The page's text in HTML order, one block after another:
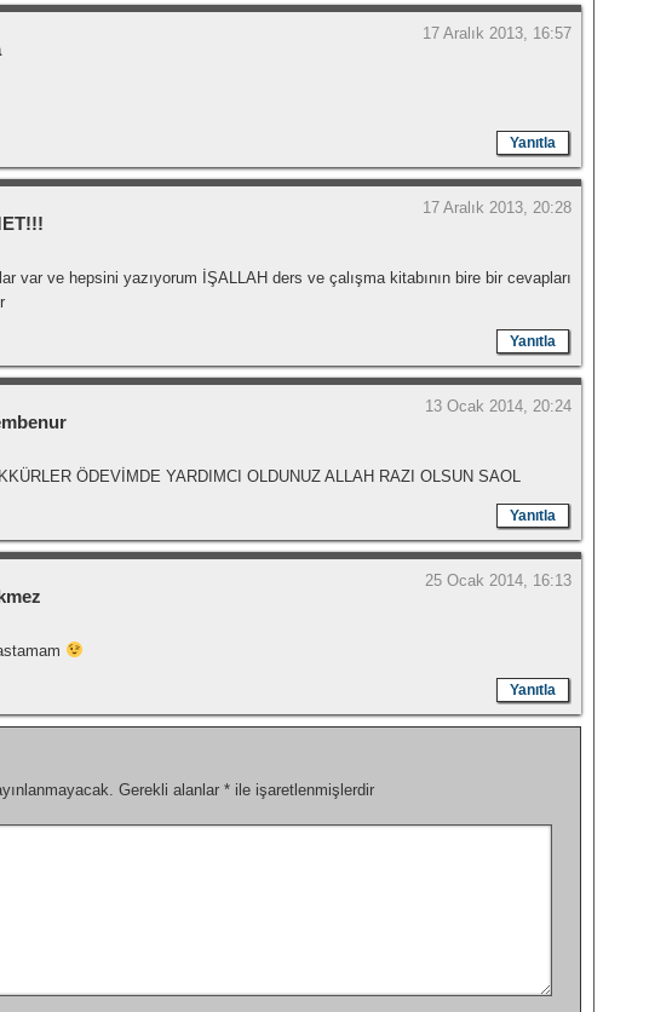
17 Aralık 2013, 16:57
Yanıtla
17 Aralık 2013, 20:28
var ve hepsini yazıyorum İŞALLAH ders ve çalışma kitabının bire bir cevapları
Yanıtla
13 Ocak 2014, 20:24
ÖDEVİMDE YARDIMCI OLDUNUZ ALLAH RAZI OLSUN SAOL
Yanıtla
25 Ocak 2014, 16:13
Yanıtla
Gerekli alanlar * ile işaretlenmişlerdir